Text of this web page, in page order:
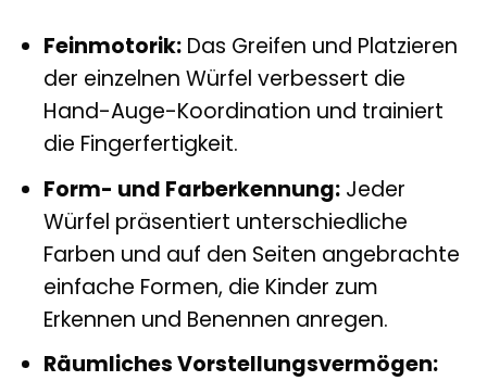
Feinmotorik:Das Greifen und Platzieren
der einzelnen Würfel verbessert die
Hand-Auge-Koordination und trainiert
die Fingerfertigkeit.
Form- und Farberkennung:Jeder
Würfel präsentiert unterschiedliche
Farben und auf den Seiten angebrachte
einfache Formen, die Kinder zum
Erkennen und Benennen anregen.
Räumliches Vorstellungsvermögen: